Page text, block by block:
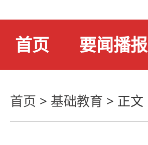
首页 要闻播报
首页 > 基础教育 > 正文